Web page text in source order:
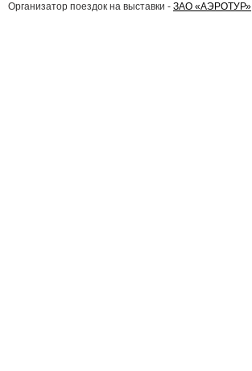
Организатор поездок на выставки - ЗАО «АЭРОТУР»